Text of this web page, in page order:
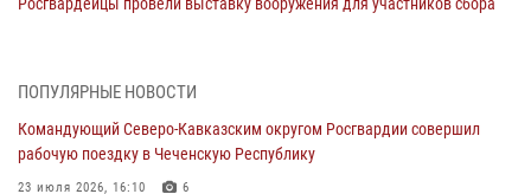
второй годовщине вторжения ВСУ на территорию области
06 августа 2026, 11:56
ПОПУЛЯРНЫЕ НОВОСТИ
Командующий Северо-Кавказским округом Росгвардии совершил
рабочую поездку в Чеченскую Республику
23 июля 2026, 16:10 6